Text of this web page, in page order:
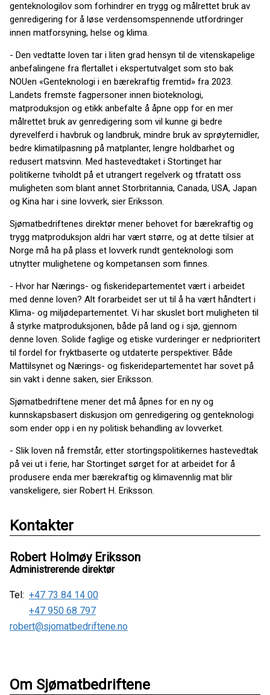
genteknologilov som forhindrer en trygg og målrettet bruk av
genredigering for å løse verdensomspennende utfordringer
innen matforsyning, helse og klima.
- Den vedtatte loven tar i liten grad hensyn til de vitenskapelige
anbefalingene fra flertallet i ekspertutvalget som sto bak
NOUen «Genteknologi i en bærekraftig fremtid» fra 2023.
Landets fremste fagpersoner innen bioteknologi,
matproduksjon og etikk anbefalte å åpne opp for en mer
målrettet bruk av genredigering som vil kunne gi bedre
dyrevelferd i havbruk og landbruk, mindre bruk av sprøytemidler,
bedre klimatilpasning på matplanter, lengre holdbarhet og
redusert matsvinn. Med hastevedtaket i Stortinget har
politikerne tviholdt på et utrangert regelverk og tfratatt oss
muligheten som blant annet Storbritannia, Canada, USA, Japan
og Kina har i sine lovverk, sier Eriksson.
Sjømatbedriftenes direktør mener behovet for bærekraftig og
trygg matproduksjon aldri har vært større, og at dette tilsier at
Norge må ha på plass et lovverk rundt genteknologi som
utnytter mulighetene og kompetansen som finnes.
- Hvor har Nærings- og fiskeridepartementet vært i arbeidet
med denne loven? Alt forarbeidet ser ut til å ha vært håndtert i
Klima- og miljødepartementet. Vi har skuslet bort muligheten til
å styrke matproduksjonen, både på land og i sjø, gjennom
denne loven. Solide faglige og etiske vurderinger er nedprioritert
til fordel for fryktbaserte og utdaterte perspektiver. Både
Mattilsynet og Nærings- og fiskeridepartementet har sovet på
sin vakt i denne saken, sier Eriksson.
Sjømatbedriftene mener det må åpnes for en ny og
kunnskapsbasert diskusjon om genredigering og genteknologi
som ender opp i en ny politisk behandling av lovverket.
- Slik loven nå fremstår, etter stortingspolitikernes hastevedtak
på vei ut i ferie, har Stortinget sørget for at arbeidet for å
produsere enda mer bærekraftig og klimavennlig mat blir
vanskeligere, sier Robert H. Eriksson.
Kontakter
Robert Holmøy Eriksson
Administrerende direktør
Tel: +47 73 84 14 00
+47 950 68 797
robert@sjomatbedriftene.no
Om Sjømatbedriftene